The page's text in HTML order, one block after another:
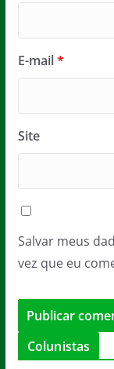
E-mail*
Site
Salvar meus
vez que eu
Colunistas